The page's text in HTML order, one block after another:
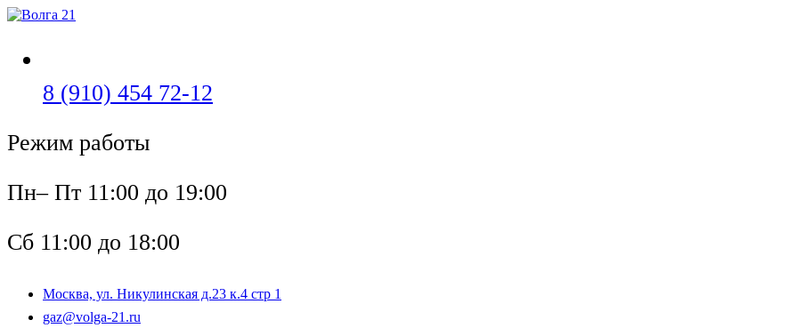
Перейти
8 (910) 454 72-12
Режим работы
Пн– Пт 11:00 до 19:00
Сб 11:00 до 18:00
Москва, ул. Никулинская д.23 к.4 стр 1
gaz@volga-21.ru